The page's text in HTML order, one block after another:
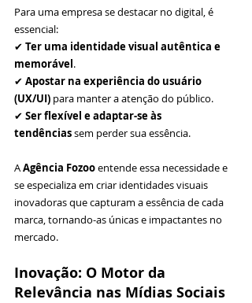
Para uma empresa se destacar no digital, é
essencial:
✔ Ter uma identidade visual autêntica e
memorável.
✔ Apostar na experiência do usuário
(UX/UI) para manter a atenção do público.
✔ Ser flexível e adaptar-se às
tendências sem perder sua essência.
A Agência Fozoo entende essa necessidade e
se especializa em criar identidades visuais
inovadoras que capturam a essência de cada
marca, tornando-as únicas e impactantes no
mercado.
Inovação: O Motor da
Relevância nas Mídias Sociais